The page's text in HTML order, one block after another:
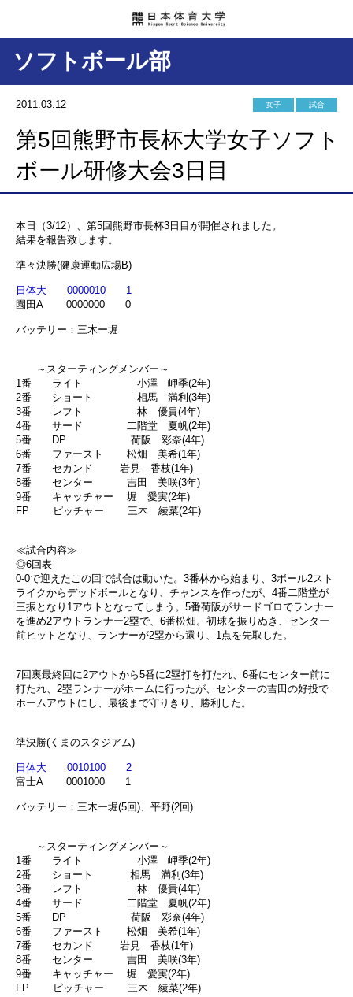
ソフトボール部
2011.03.12 女子 試合
第5回熊野市長杯大学女子ソフト
ボール研修大会3日目
本日（3/12）、第5回熊野市長杯3日目が開催されました。
結果を報告致します。
準々決勝(健康運動広場B)
日体大 0000010 1
園田A 0000000 0
バッテリー：三木ー堀
～スターティングメンバー～
1番 ライト 小澤 岬季(2年)
2番 ショート 相馬 満利(3年)
3番 レフト 林 優貴(4年)
4番 サード 二階堂 夏帆(2年)
5番 DP 荷阪 彩奈(4年)
6番 ファースト 松畑 美希(1年)
7番 セカンド 岩見 香枝(1年)
8番 センター 吉田 美咲(3年)
9番 キャッチャー 堀 愛実(2年)
FP ピッチャー 三木 綾菜(2年)
≪試合内容≫
◎6回表
0-0で迎えたこの回で試合は動いた。3番林から始まり、3ボール2スト
ライクからデッドボールとなり、チャンスを作ったが、4番二階堂が
三振となり1アウトとなってしまう。5番荷阪がサードゴロでランナー
を進め2アウトランナー2塁で、6番松畑。初球を振りぬき、センター
前ヒットとなり、ランナーが2塁から還り、1点を先取した。
7回裏最終回に2アウトから5番に2塁打を打たれ、6番にセンター前に
打たれ、2塁ランナーがホームに行ったが、センターの吉田の好投で
ホームアウトにし、最後まで守りきり、勝利した。
準決勝(くまのスタジアム)
日体大 0010100 2
富士A 0001000 1
バッテリー：三木ー堀(5回)、平野(2回)
～スターティングメンバー～
1番 ライト 小澤 岬季(2年)
2番 ショート 相馬 満利(3年)
3番 レフト 林 優貴(4年)
4番 サード 二階堂 夏帆(2年)
5番 DP 荷阪 彩奈(4年)
6番 ファースト 松畑 美希(1年)
7番 セカンド 岩見 香枝(1年)
8番 センター 吉田 美咲(3年)
9番 キャッチャー 堀 愛実(2年)
FP ピッチャー 三木 綾菜(2年)